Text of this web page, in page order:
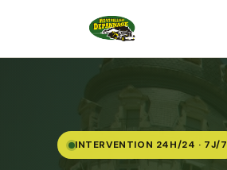
INTERVENTION 24H/24 · 7J/7